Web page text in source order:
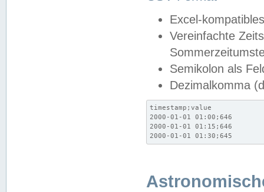
Excel-
Vereinfachte
Semikolon als
Dezimalkomma
timestamp;value
2000-01-01 01:00;646
2000-01-01 01:15;646
2000-01-01 01:30;645